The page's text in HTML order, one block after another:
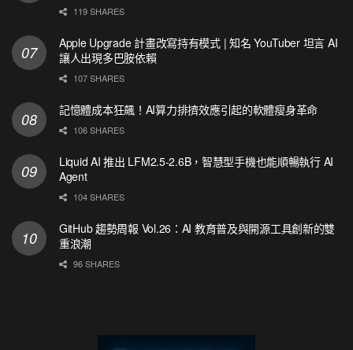
119 SHARES
Apple Upgrade 計畫改寫持有模式 | 知名 YouTuber 坦言 AI
讓人出現多巴胺依賴
107 SHARES
記憶體成本狂飆！AI算力排擠效應引起的軟體瘦身革命
106 SHARES
Liquid AI 推出 LFM2.5-2.6B，智慧型手機也能順暢執行 AI
Agent
104 SHARES
GitHub 趨勢周報 Vol.26：AI 教育普及與開源工具創新的雙
重浪潮
96 SHARES